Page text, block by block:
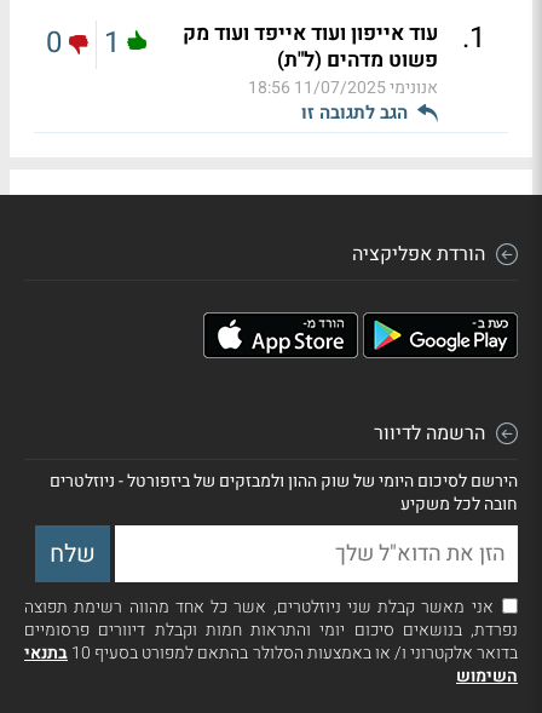
1
.
עוד אייפון ועוד אייפד ועוד מק
פשוט מדהים (ל"ת)
אנונימי11/07/2025 18:56
הגב לתגובה זו
1
0
הורדת אפליקציה
הרשמה לדיוור
הירשם לסיכום היומי של שוק ההון ולמבזקים של ביזפורטל - ניוזלטרים
חובה לכל משקיע
אני מאשר קבלת שני ניוזלטרים, אשר כל אחד מהווה רשימת תפוצה
נפרדת, בנושאים סיכום יומי והתראות חמות וקבלת דיוורים פרסומיים
בדואר אלקטרוני ו/ או באמצעות הסלולר בהתאם למפורט בסעיף 10
בתנאי
השימוש